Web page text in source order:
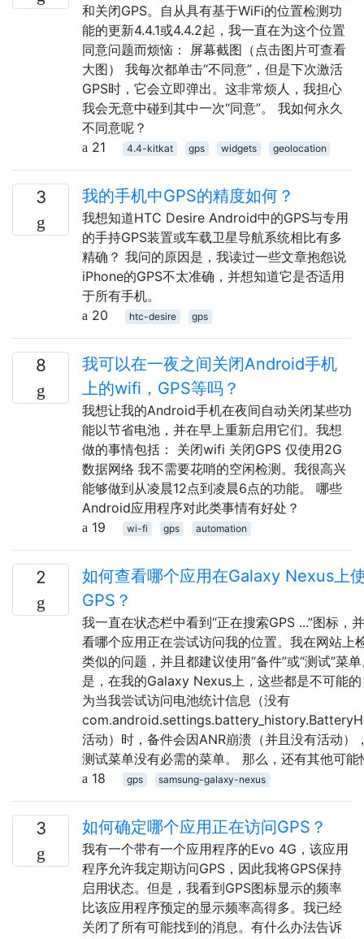
和关闭GPS。自从具有基于WiFi的位置检测功
能的更新4.4.1或4.4.2起，我一直在为这个位置
同意问题而烦恼： 屏幕截图（点击图片可查看
大图） 我每次都单击“不同意”，但是下次激活
GPS时，它会立即弹出。这非常烦人，我担心
我会无意中碰到其中一次“同意”。 我如何永久
不同意呢？
21
4.4-kitkat gps widgets geolocation
3 我的手机中GPS的精度如何？
我想知道HTC Desire Android中的GPS与专用
的手持GPS装置或车载卫星导航系统相比有多
精确？ 我问的原因是，我读过一些文章抱怨说
iPhone的GPS不太准确，并想知道它是否适用
于所有手机。
20
htc-desire gps
8
我可以在一夜之间关闭Android手机
上的wifi，GPS等吗？
我想让我的Android手机在夜间自动关闭某些功
能以节省电池，并在早上重新启用它们。我想
做的事情包括： 关闭wifi 关闭GPS 仅使用2G
数据网络 我不需要花哨的空闲检测。我很高兴
能够做到从凌晨12点到凌晨6点的功能。 哪些
Android应用程序对此类事情有好处？
19
wi-fi gps automation
2
如何查看哪个应用在Galaxy Nexus上
GPS？
我一直在状态栏中看到“正在搜索GPS ...”图标，
看哪个应用正在尝试访问我的位置。我在网站上
类似的问题，并且都建议使用“备件”或“测试”菜
是，在我的Galaxy Nexus上，这些都是不可能
为当我尝试访问电池统计信息（没有
活动）时，备件会因ANR崩溃（并且没有活动）
测试菜单没有必需的菜单。 那么，还有其他可能
18
gps samsung-galaxy-nexus
3 如何确定哪个应用正在访问GPS？
我有一个带有一个应用程序的Evo 4G，该应用
程序允许我定期访问GPS，因此我将GPS保持
启用状态。但是，我看到GPS图标显示的频率
比该应用程序预定的显示频率高得多。我已经
关闭了所有可能找到的消息。有什么办法告诉